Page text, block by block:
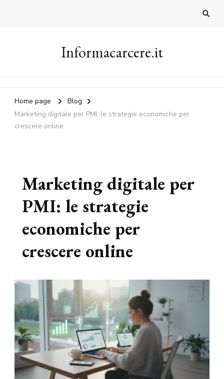
Informacarcere.it
Home page
Blog
Marketing digitale per PMI: le strategie economiche per
crescere online
Marketing digitale per
PMI: le strategie
economiche per
crescere online